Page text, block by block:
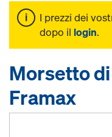
I prezzi dei
dopo il login.
Morsetto
Framax